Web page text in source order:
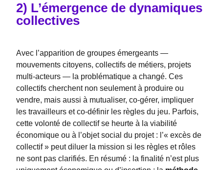
2) L’émergence de dynamiques
collectives
Avec l’apparition de groupes émergeants —
mouvements citoyens, collectifs de métiers, projets
multi-acteurs — la problématique a changé. Ces
collectifs cherchent non seulement à produire ou
vendre, mais aussi à mutualiser, co-gérer, impliquer
les travailleurs et co-définir les règles du jeu. Parfois,
cette volonté de collectif se heurte à la viabilité
économique ou à l’objet social du projet : l’« excès de
collectif » peut diluer la mission si les règles et rôles
ne sont pas clarifiés. En résumé : la finalité n’est plus